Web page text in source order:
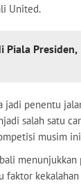
United.
Piala
jadi penentu
salah satu
musim
faktor